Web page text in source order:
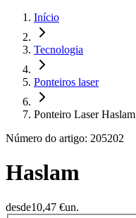
Início
Tecnologia
Ponteiros laser
Ponteiro Laser Haslam
Número do artigo: 205202
Haslam
desde10,47 €un.